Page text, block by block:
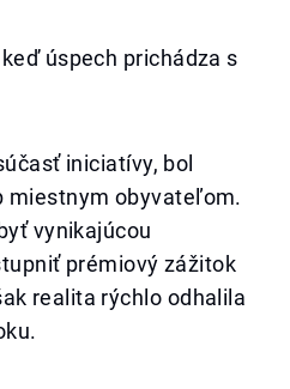
úspech prichádza s
iniciatívy, bol
miestnym obyvateľom.
vynikajúcou
prémiový zážitok
realita rýchlo odhalila